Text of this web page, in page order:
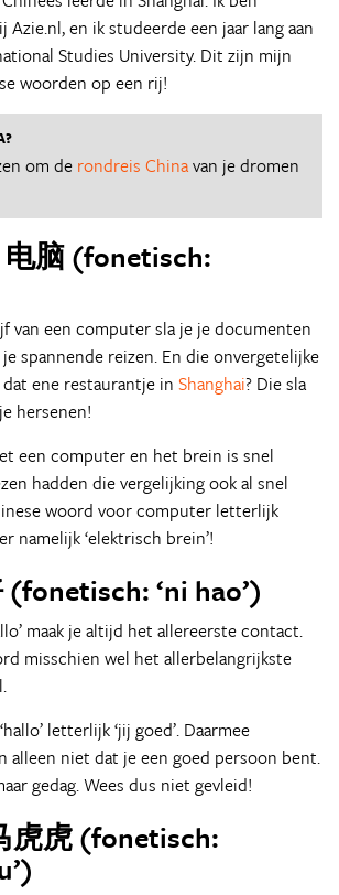
Azie.nl, en ik studeerde een jaar lang aan
Studies University. Dit zijn mijn
woorden op een rij!
om de rondreis Chinavan je dromen
脑 (fonetisch:
van een computer sla je je documenten
spannende reizen. En die onvergetelijke
ene restaurantje in Shanghai? Die sla
hersenen!
een computer en het brein is snel
hadden die vergelijking ook al snel
woord voor computer letterlijk
namelijk ‘elektrisch brein’!
‘ni hao’)
maak je altijd het allereerste contact.
misschien wel het allerbelangrijkste
letterlijk ‘jij goed’. Daarmee
alleen niet dat je een goed persoon bent.
gedag. Wees dus niet gevleid!
虎虎 (fonetisch: